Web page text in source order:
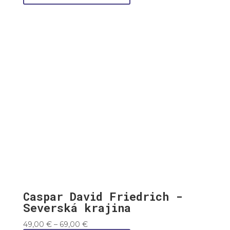
49,00 €
Caspar David Friedrich -
Severská krajina
49,00 € – 69,00 €Price